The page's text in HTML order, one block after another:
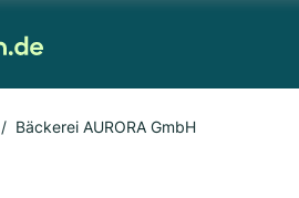
Bäckerei AURORA GmbH